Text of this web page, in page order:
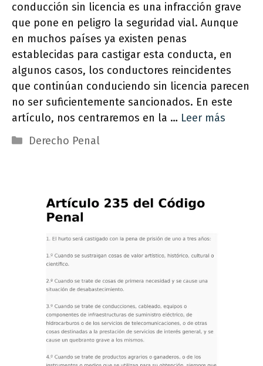
conducción sin licencia es una infracción grave
que pone en peligro la seguridad vial. Aunque
en muchos países ya existen penas
establecidas para castigar esta conducta, en
algunos casos, los conductores reincidentes
que continúan conduciendo sin licencia parecen
no ser suficientemente sancionados. En este
artículo, nos centraremos en la … Leer más
Categorías
Derecho Penal